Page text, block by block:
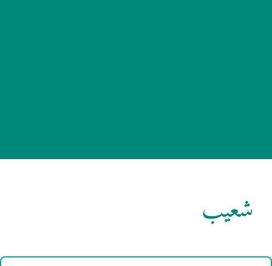
شعيب